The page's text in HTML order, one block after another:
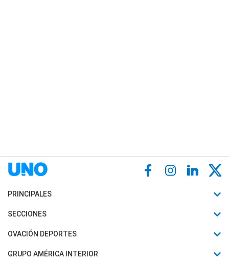
PRINCIPALES
Últimas Noticias
Política
SECCIONES
Horóscopo
Motores
OVACIÓN DEPORTES
Fútbol
GRUPO AMÉRICA INTERIOR